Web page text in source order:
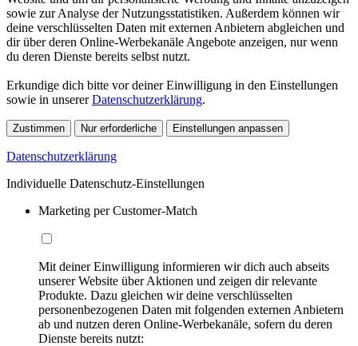
sowie zur Analyse der Nutzungsstatistiken. Außerdem können wir
deine verschlüsselten Daten mit externen Anbietern abgleichen und
dir über deren Online-Werbekanäle Angebote anzeigen, nur wenn
du deren Dienste bereits selbst nutzt.
Erkundige dich bitte vor deiner Einwilligung in den Einstellungen
sowie in unsererDatenschutzerklärung.
Zustimmen Nur erforderliche Einstellungen anpassen
Datenschutzerklärung
Individuelle Datenschutz-Einstellungen
Marketing per Customer-Match
Mit deiner Einwilligung informieren wir dich auch abseits
unserer Website über Aktionen und zeigen dir relevante
Produkte. Dazu gleichen wir deine verschlüsselten
personenbezogenen Daten mit folgenden externen Anbietern
ab und nutzen deren Online-Werbekanäle, sofern du deren
Dienste bereits nutzt: